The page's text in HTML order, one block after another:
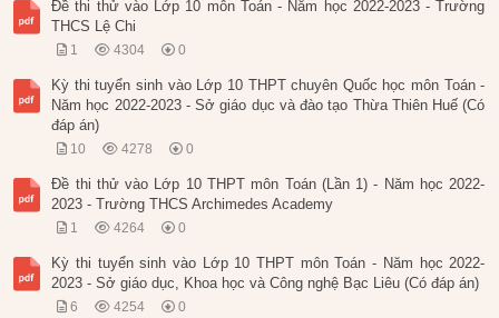
Đề thi thử vào Lớp 10 môn Toán - Năm học 2022-2023 - Trường
THCS Lệ Chi
1 4304 0
Kỳ thi tuyển sinh vào Lớp 10 THPT chuyên Quốc học môn Toán -
Năm học 2022-2023 - Sở giáo dục và đào tạo Thừa Thiên Huế (Có
đáp án)
10 4278 0
Đề thi thử vào Lớp 10 THPT môn Toán (Lần 1) - Năm học 2022-
2023 - Trường THCS Archimedes Academy
1 4264 0
Kỳ thi tuyển sinh vào Lớp 10 THPT môn Toán - Năm học 2022-
2023 - Sở giáo dục, Khoa học và Công nghệ Bạc Liêu (Có đáp án)
6 4254 0